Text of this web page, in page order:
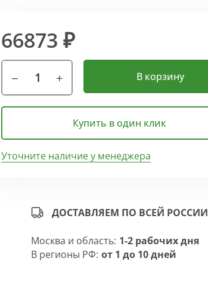
66873 ₽
В корзину
Купить в один клик
Уточните наличие у менеджера
ДОСТАВЛЯЕМ ПО ВСЕЙ РОССИИ
Москва и область: 1-2 рабочих дня
В регионы РФ: от 1 до 10 дней